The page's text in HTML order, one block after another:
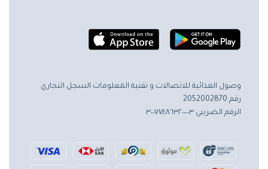
وصول الغذائية للاتصالات و تقنية المعلومات السجل التجاري
رقم 2052002870
الرقم الضريبي ٣٠٠٧٧٤٨٦٣٢٠٠٠٠٣